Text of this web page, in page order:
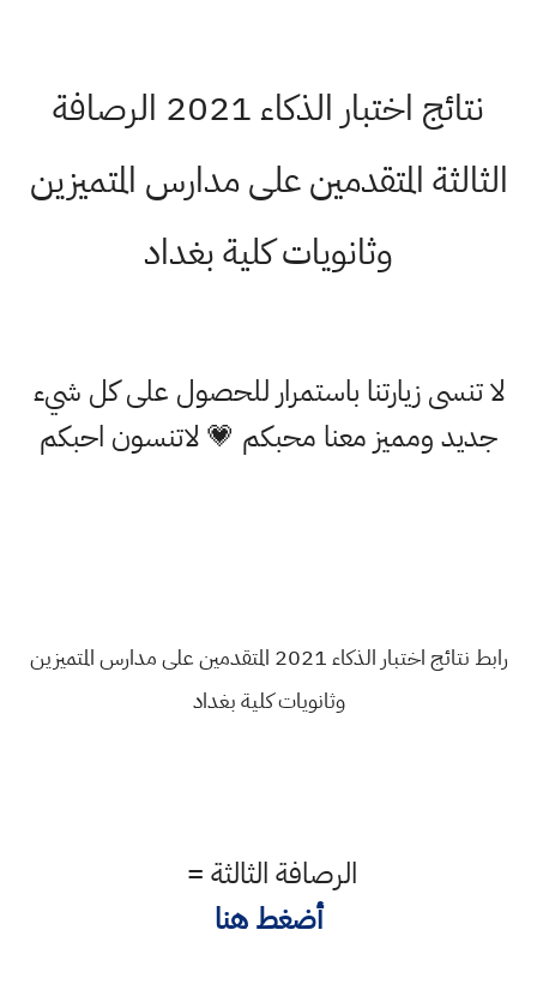
نتائج اختبار الذكاء 2021 الرصافة
الثالثة المتقدمين على مدارس المتميزين
وثانويات كلية بغداد
لا تنسى زيارتنا باستمرار للحصول على كل شيء
جديد ومميز معنا محبكم 💗 لاتنسون احبكم
رابط نتائج اختبار الذكاء 2021 المتقدمين على مدارس المتميزين
وثانويات كلية بغداد
الرصافة الثالثة =
أضغط هنا